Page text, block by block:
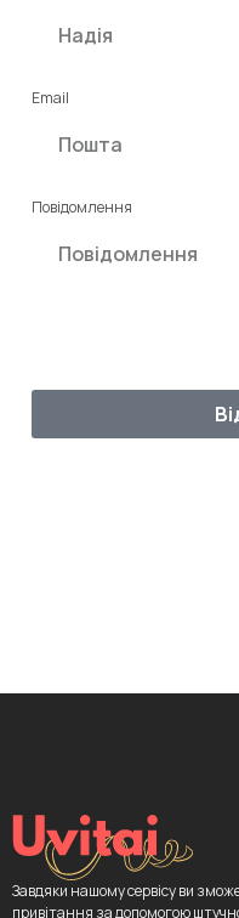
Email
Повідомлення
Завдяки нашому сервісу ви
привітання за допомогою